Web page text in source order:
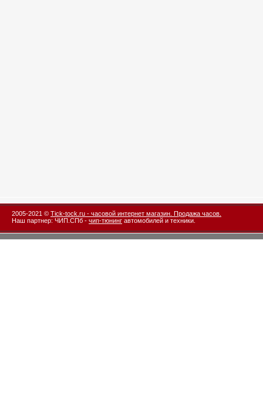
2005-2021 © Tick-tock.ru - часовой интернет магазин. Продажа часов.
Наш партнер: ЧИП.СПб - чип-тюнинг автомобилей и техники.